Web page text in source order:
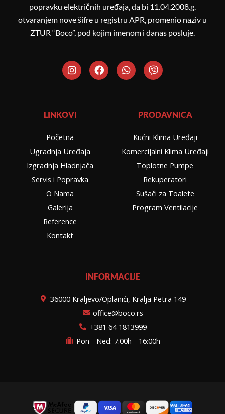
popravku električnih uređaja, da bi 11.04.2008.g.
otvaranjem nove šifre u registru APR, promenio naziv u
ZTUR “Boco”, pod kojim imenom i danas posluje.
I
n
s
g
r
m
F
a
c
W
h
a
V
i
b
LINKOVI
Početna
Ugradnja Uređaja
Izgradnja Hladnjača
Servis i Popravka
O Nama
Galerija
Reference
Kontakt
PRODAVNICA
Kućni Klima Uređaji
Komercijalni Klima Uređaji
Toplotne Pumpe
Rekuperatori
Sušači za Toalete
Program Ventilacije
INFORMACIJE
36000 Kraljevo/Oplanići, Kralja Petra 149
office@boco.rs
+381 64 1813999
Pon - Ned: 7:00h - 16:00h